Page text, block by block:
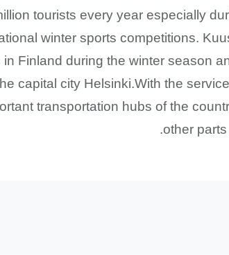
tourists every year especially
winter sports competitions.
Finland during the winter season
capital city Helsinki.With the
transportation hubs of the
other